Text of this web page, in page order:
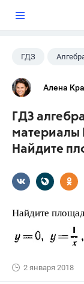
ГДЗ
Алена
ГДЗ
материалы
Найдите
Найдите
2 января 2018